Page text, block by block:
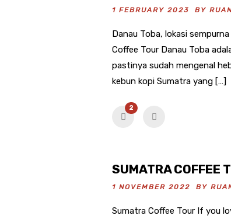
1 FEBRUARY 2023 BY
Danau Toba, lokasi
Coffee Tour Danau Toba
pastinya sudah mengenal
kebun kopi Sumatra yang […]
2
SUMATRA COFFEE
1 NOVEMBER 2022 BY
Sumatra Coffee Tour If you